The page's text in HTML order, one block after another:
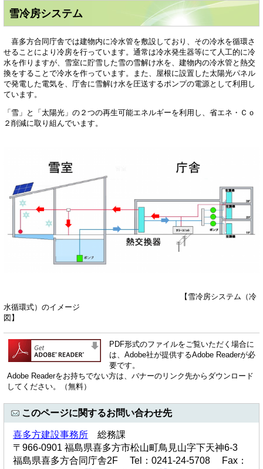
雪冷房システム
喜多方合同庁舎では建物内に冷水管を敷設しており、その冷水を循環さ
せることにより冷房を行っています。通常は冷水発生器等にて人工的に冷
水を作りますが、雪室に貯雪した雪の雪解け水を、建物内の冷水管と熱交
換をすることで冷水を作っています。また、屋根に設置した太陽光パネル
で発電した電気を、庁舎に雪解け水を圧送するポンプの電源として利用し
ています。
「雪」と「太陽光」の２つの再生可能エネルギーを利用し、省エネ・Ｃｏ
２削減に取り組んでいます。
【雪冷房システム（冷
水循環式）のイメージ
図】
PDF形式のファイルをご覧いただく場合に
は、Adobe社が提供するAdobe Readerが必
要です。
Adobe Readerをお持ちでない方は、バナーのリンク先からダウンロード
してください。（無料）
このページに関するお問い合わせ先
喜多方建設事務所 総務課
〒966-0901 福島県喜多方市松山町鳥見山字下天神6-3
福島県喜多方合同庁舎2F Tel：0241-24-5708 Fax：